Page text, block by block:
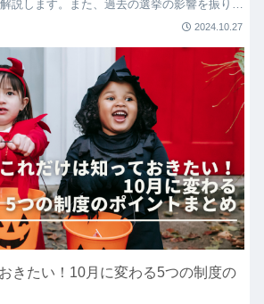
説します。また、過去の選挙の影響を振り返
2024.10.27
きたい！10月に変わる5つの制度の